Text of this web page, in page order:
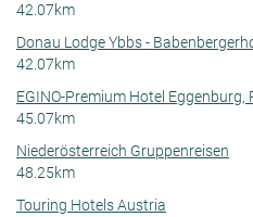
42.07km
Donau Lodge Ybbs -
42.07km
EGINO-Premium Hotel Eggenburg,
45.07km
Niederösterreich Gruppenreisen
48.25km
Touring Hotels Austria